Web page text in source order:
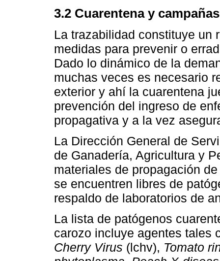
3.2 Cuarentena y
La trazabilidad constituye un
medidas para prevenir o
Dado lo dinámico de la
muchas veces es necesario
exterior y ahí la cuarentena
prevención del ingreso de
propagativa y a la vez
La Dirección General de
de Ganadería, Agricultura y
materiales de propagación
se encuentren libres de
respaldo de laboratorios de
La lista de patógenos
carozo incluye agentes tales
Cherry Virus (lchv), Tomato